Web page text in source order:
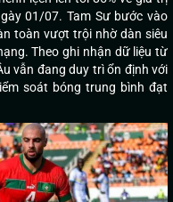
01/07. Tam Sư bước vào
toàn vượt trội nhờ dàn siêu
Theo ghi nhận dữ liệu từ
vẫn đang duy trì ổn định với
soát bóng trung bình đạt